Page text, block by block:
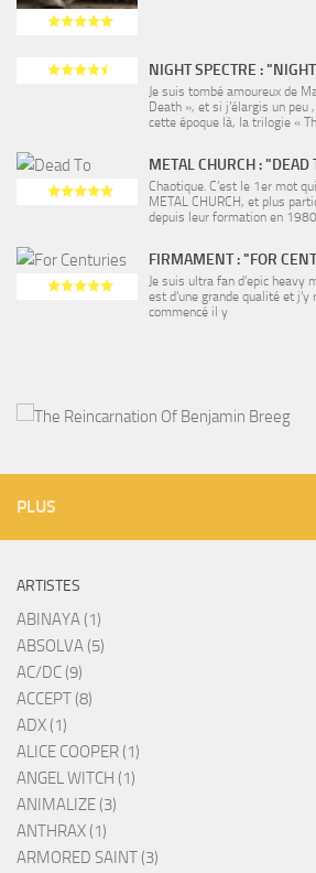
NIGHT SPECTRE :
Je suis tombé amoureux de
Death », et si j’élargis un peu
cette époque là, la trilogie «
METAL CHURCH :
Chaotique. C’est le 1er mot
METAL CHURCH, et plus
depuis leur formation en
FIRMAMENT : "FOR
Je suis ultra fan d’epic heavy
est d’une grande qualité et
commencé il y
PLUS
ARTISTES
ABINAYA (1)
ABSOLVA (5)
AC/DC (9)
ACCEPT (8)
ADX (1)
ALICE COOPER (1)
ANGEL WITCH (1)
ANIMALIZE (3)
ANTHRAX (1)
ARMORED SAINT (3)